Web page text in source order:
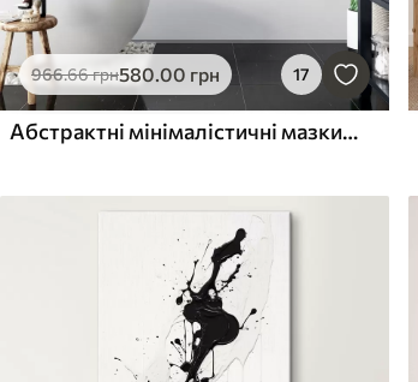
966.66грн580.00 грн 17
Абстрактні мінімалістичні мазки пензля